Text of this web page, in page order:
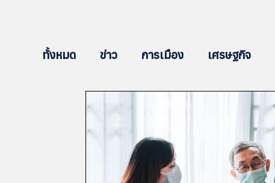
ทั้งหมด ข่าว การเมือง เศรษฐกิจ